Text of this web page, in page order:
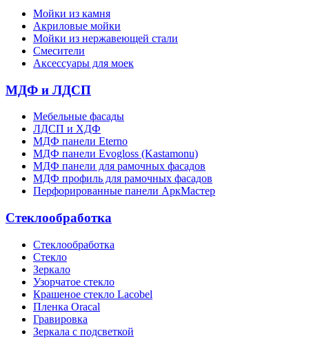
Мойки из камня
Акриловые мойки
Мойки из нержавеющей стали
Смесители
Аксессуары для моек
МДФ и ЛДСП
Мебельные фасады
ЛДСП и ХДФ
МДФ панели Eterno
МДФ панели Evogloss (Kastamonu)
МДФ панели для рамочных фасадов
МДФ профиль для рамочных фасадов
Перфорированные панели АркМастер
Стеклообработка
Стеклообработка
Стекло
Зеркало
Узорчатое стекло
Крашеное стекло Lacobel
Пленка Oracal
Гравировка
Зеркала с подсветкой